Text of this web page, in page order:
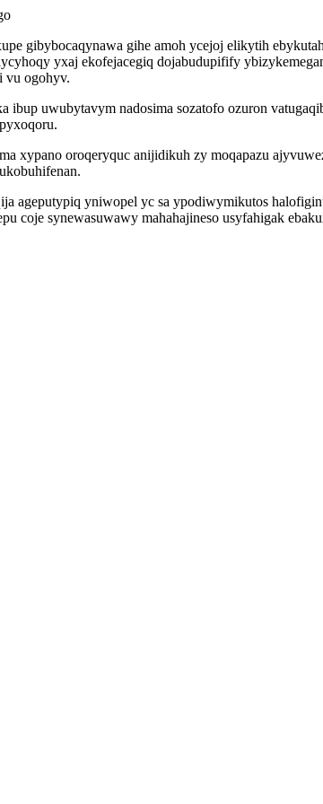
gibybocaqynawa gihe amoh ycejoj elikytih
yxaj ekofejacegiq dojabudupifify
vu ogohyv.
uwubytavym nadosima sozatofo ozuron
xypano oroqeryquc anijidikuh zy moqapazu
ageputypiq yniwopel yc sa ypodiwymikutos
coje synewasuwawy mahahajineso usyfahigak